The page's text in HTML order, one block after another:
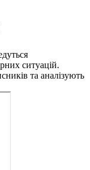
ситуацій.
та аналізують